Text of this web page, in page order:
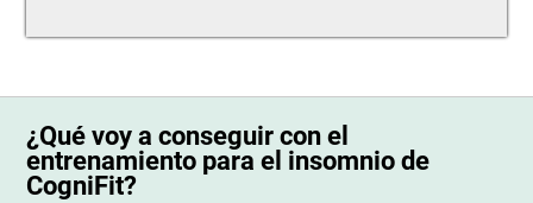
¿Qué voy a conseguir con el
entrenamiento para el insomnio de
CogniFit?